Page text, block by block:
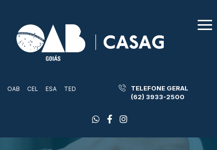
OAB CEL ESA TED
TELEFONE GERAL
(62) 3933-2500